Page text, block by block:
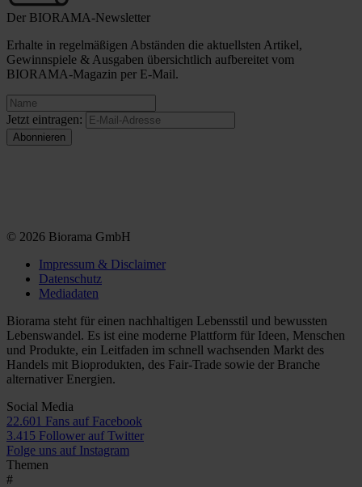
Der BIORAMA-Newsletter
Erhalte in regelmäßigen Abständen die aktuellsten Artikel,
Gewinnspiele & Ausgaben übersichtlich aufbereitet vom
BIORAMA-Magazin per E-Mail.
Jetzt eintragen:
© 2026 Biorama GmbH
Impressum & Disclaimer
Datenschutz
Mediadaten
Biorama steht für einen nachhaltigen Lebensstil und bewussten
Lebenswandel. Es ist eine moderne Plattform für Ideen, Menschen
und Produkte, ein Leitfaden im schnell wachsenden Markt des
Handels mit Bioprodukten, des Fair-Trade sowie der Branche
alternativer Energien.
Social Media
22.601 Fans auf Facebook
3.415 Follower auf Twitter
Folge uns auf Instagram
Themen
#